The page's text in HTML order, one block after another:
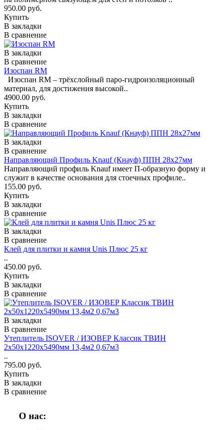
950.00 руб.
Купить
В закладки
В сравнение
В закладки
В сравнение
Изоспан RM
Изоспан RМ – трёхслойный паро-гидроизоляционный
материал, для достижения высокой..
4900.00 руб.
Купить
В закладки
В сравнение
В закладки
В сравнение
Направляющий Профиль Knauf (Кнауф) ППН 28x27мм
Направляющий профиль Knauf имеет П-образную форму и
служит в качестве основания для стоечных профиле..
155.00 руб.
Купить
В закладки
В сравнение
В закладки
В сравнение
Клей для плитки и камня Unis Плюс 25 кг
..
450.00 руб.
Купить
В закладки
В сравнение
В закладки
В сравнение
Утеплитель ISOVER / ИЗОВЕР Классик ТВИН
2х50х1220х5490мм 13,4м2 0,67м3
..
795.00 руб.
Купить
В закладки
В сравнение
О нас: